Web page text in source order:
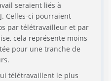
seraient liés à
]. Celles-ci pourraient
par télétravailleur et par
cela représente moins
pour une tranche de
télétravaillent le plus